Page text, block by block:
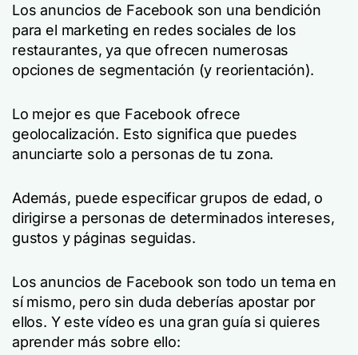
Los anuncios de Facebook son una bendición
para el marketing en redes sociales de los
restaurantes, ya que ofrecen numerosas
opciones de segmentación (y reorientación).
Lo mejor es que Facebook ofrece
geolocalización. Esto significa que puedes
anunciarte solo a personas de tu zona.
Además, puede especificar grupos de edad, o
dirigirse a personas de determinados intereses,
gustos y páginas seguidas.
Los anuncios de Facebook son todo un tema en
sí mismo, pero sin duda deberías apostar por
ellos. Y este vídeo es una gran guía si quieres
aprender más sobre ello: